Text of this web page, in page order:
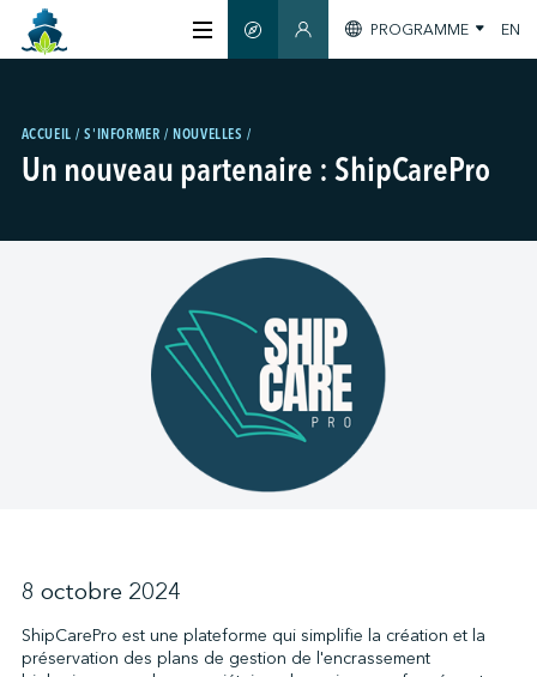
CERTIFICATION
GREENTECH
S'INFORMER
GUIDE INTELLIGENT
SECTION MEMBRES
PROGRAMME EN
ACCUEIL S'INFORMER NOUVELLES
Un nouveau partenaire : ShipCarePro
8 octobre 2024
ShipCarePro est une plateforme qui simplifie la création et la
préservation des plans de gestion de l'encrassement